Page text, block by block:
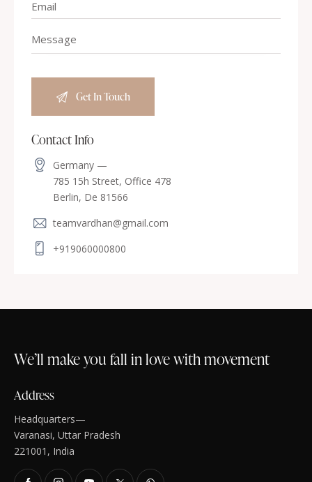
Contact Info
Germany —
785 15h Street, Office 478
Berlin, De 81566
teamvardhan@gmail.com
+919060000800
We’ll make you fall in love with movement
Address
Headquarters—
Varanasi, Uttar Pradesh
221001, India